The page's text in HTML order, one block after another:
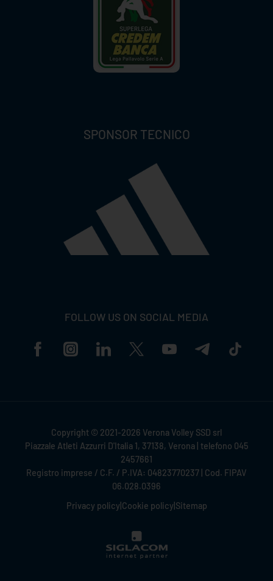
SPONSOR TECNICO
FOLLOW US ON SOCIAL MEDIA
Copyright © 2021-2026 Verona Volley SSD srl
Piazzale Atleti Azzurri D'Italia 1, 37138, Verona | telefono 045
2457661
Registro imprese / C.F. / P.IVA: 04823770237 | Cod. FIPAV
06.028.0396
Privacy policy Cookie policy Sitemap